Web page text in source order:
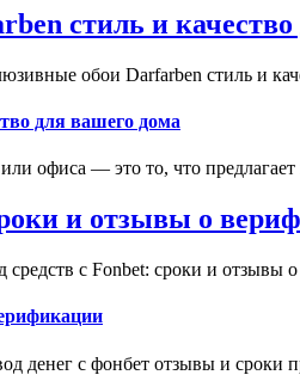
стиль и качество
обои Darfarben стиль и
для вашего дома
офиса — это то, что
и отзывы о
средств с Fonbet: сроки и отзывы
денег с фонбет отзывы и сроки